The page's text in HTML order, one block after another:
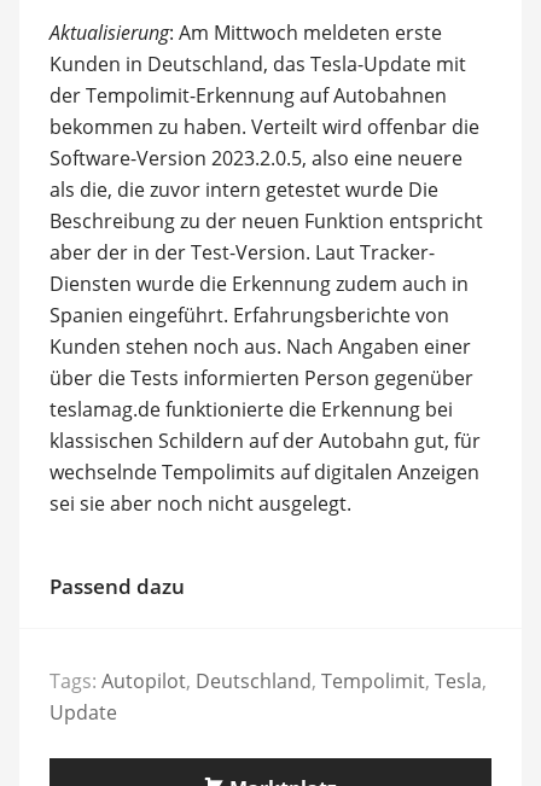
Aktualisierung: Am Mittwoch meldeten erste
Kunden in Deutschland, das Tesla-Update mit
der Tempolimit-Erkennung auf Autobahnen
bekommen zu haben. Verteilt wird offenbar die
Software-Version 2023.2.0.5, also eine neuere
als die, die zuvor intern getestet wurde Die
Beschreibung zu der neuen Funktion entspricht
aber der in der Test-Version. Laut Tracker-
Diensten wurde die Erkennung zudem auch in
Spanien eingeführt. Erfahrungsberichte von
Kunden stehen noch aus. Nach Angaben einer
über die Tests informierten Person gegenüber
teslamag.de funktionierte die Erkennung bei
klassischen Schildern auf der Autobahn gut, für
wechselnde Tempolimits auf digitalen Anzeigen
sei sie aber noch nicht ausgelegt.
Passend dazu
Tags: Autopilot, Deutschland, Tempolimit, Tesla,
Update